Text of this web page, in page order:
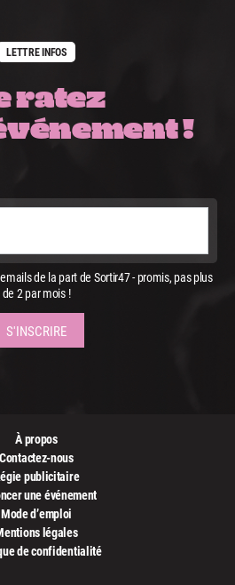
LETTRE INFOS
ratez
!
de la part de Sortir47 - promis, pas plus
de 2 par mois !
À propos
Contactez-nous
publicitaire
une événement
Mode d’emploi
légales
de confidentialité